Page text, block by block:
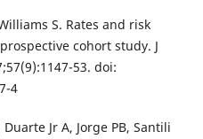
S. Rates and risk
cohort study. J
53. doi:
4
Jr A, Jorge PB, Santili